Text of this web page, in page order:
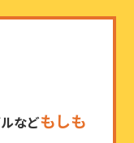
などもしも